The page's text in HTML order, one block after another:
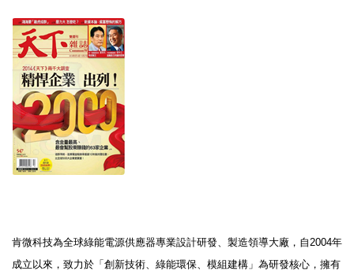
肯微科技為全球綠能電源供應器專業設計研發、製造領導大廠，自2004年
成立以來，致力於「創新技術、綠能環保、模組建構」為研發核心，擁有